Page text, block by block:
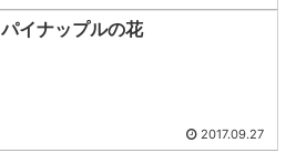
パイナップルの花
2017.09.27